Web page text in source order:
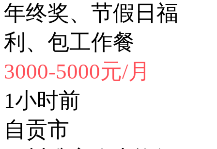
年终奖、节假日福
利、包工作餐
3000-5000元/月
1小时前
自贡市